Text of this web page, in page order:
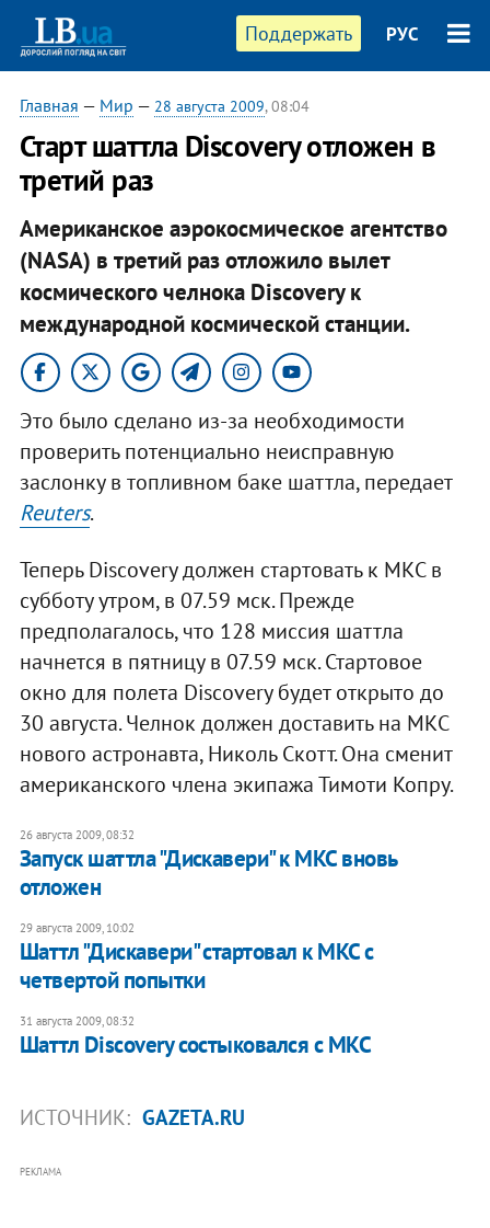
Поддержать РУС
Главная — Мир — 28 августа 2009, 08:04
Старт шаттла Discovery отложен в
третий раз
Американское аэрокосмическое агентство
(NASA) в третий раз отложило вылет
космического челнока Discovery к
международной космической станции.
Это было сделано из-за необходимости
проверить потенциально неисправную
заслонку в топливном баке шаттла, передает
Reuters.
Теперь Discovery должен стартовать к МКС в
субботу утром, в 07.59 мск. Прежде
предполагалось, что 128 миссия шаттла
начнется в пятницу в 07.59 мск. Стартовое
окно для полета Discovery будет открыто до
30 августа. Челнок должен доставить на МКС
нового астронавта, Николь Скотт. Она сменит
американского члена экипажа Тимоти Копру.
26 августа 2009, 08:32
Запуск шаттла "Дискавери" к МКС вновь
отложен
29 августа 2009, 10:02
Шаттл "Диcкавери" стартовал к МКС с
четвертой попытки
31 августа 2009, 08:32
Шаттл Discovery состыковался с МКС
ИСТОЧНИК: GAZETA.RU
РЕКЛАМА